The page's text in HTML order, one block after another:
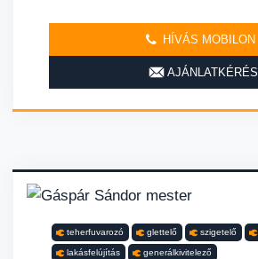
HÍVÁS MOBILON
AJÁNLATKÉRÉS
teherfuvarozó glettelő szigetelő
lakásfelújítás generálkivitelező